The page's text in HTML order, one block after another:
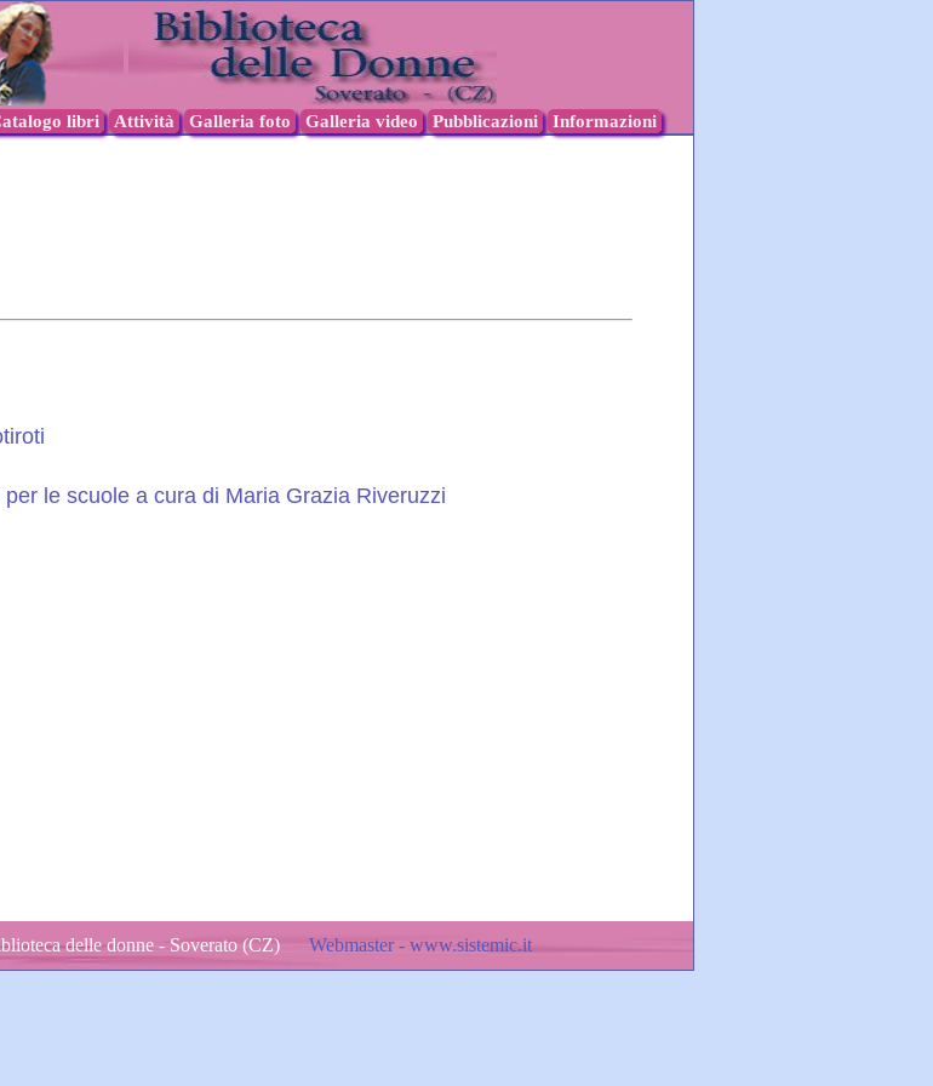
libri Attività Galleria foto Galleria video Pubblicazioni Informazioni
le scuole a cura di Maria Grazia Riveruzzi
delle donne - Soverato (CZ) Webmaster - www.sistemic.it